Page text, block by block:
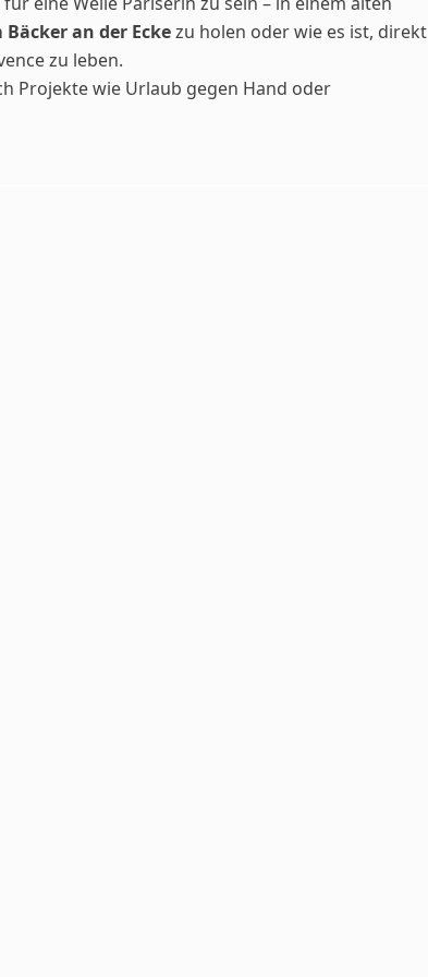
an der Eckezu holen oder wie es ist, direkt
zu leben.
Projekte wie Urlaub gegen Hand oder